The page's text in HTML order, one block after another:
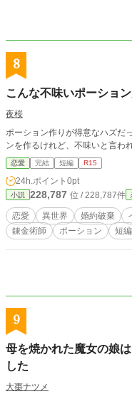
のジョブも手に入れたし、村
十四歳の誕生日には、私は王
8
こんな不味いポーショ
夜桜
ポーション作りが得意なハズだ
ンを作るけれど、不味いと言わ
恋愛 完結 短編 R15
24h.ポイント 0pt
小説 228,787 位 / 228,787件
恋愛 異世界 婚約破棄
錬金術師
ポーション 短編
9
母を焼かれた魔女の娘
した
大棗ナツメ